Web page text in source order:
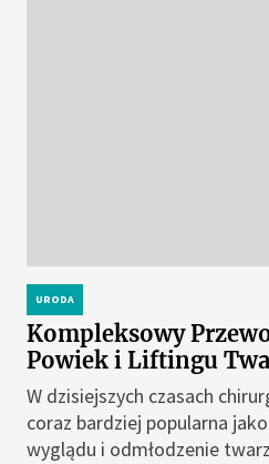
URODA
Kompleksowy
Powiek i Liftingu
W dzisiejszych czasach
coraz bardziej popularna
wyglądu i odmłodzenie